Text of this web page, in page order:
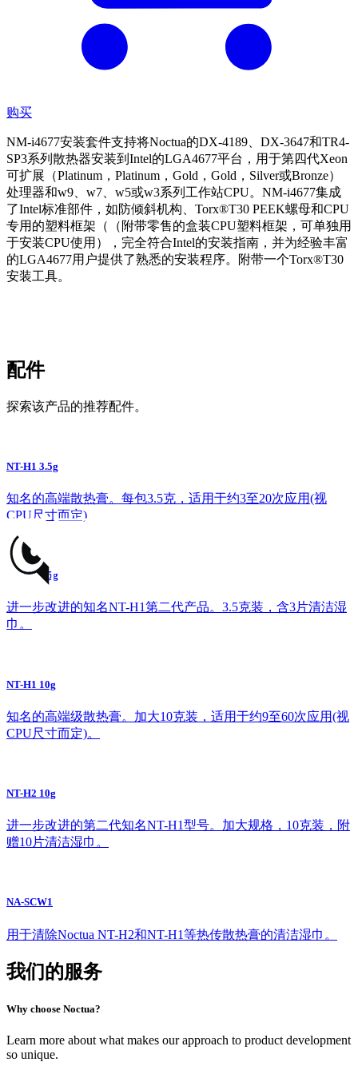
购买
NM-i4677安装套件支持将Noctua的DX-4189、DX-3647和TR4-
SP3系列散热器安装到Intel的LGA4677平台，用于第四代Xeon
可扩展（Platinum，Platinum，Gold，Gold，Silver或Bronze）
处理器和w9、w7、w5或w3系列工作站CPU。NM-i4677集成
了Intel标准部件，如防倾斜机构、Torx®T30 PEEK螺母和CPU
专用的塑料框架（（附带零售的盒装CPU塑料框架，可单独用
于安装CPU使用），完全符合Intel的安装指南，并为经验丰富
的LGA4677用户提供了熟悉的安装程序。附带一个Torx®T30
安装工具。
配件
探索该产品的推荐配件。
NT-H1 3.5g
知名的高端散热膏。每包3.5克，适用于约3至20次应用(视
CPU尺寸而定)
NT-H2 3.5g
进一步改进的知名NT-H1第二代产品。3.5克装，含3片清洁湿
巾。
NT-H1 10g
知名的高端级散热膏。加大10克装，适用于约9至60次应用(视
CPU尺寸而定)。
NT-H2 10g
进一步改进的第二代知名NT-H1型号。加大规格，10克装，附
赠10片清洁湿巾。
NA-SCW1
用于清除Noctua NT-H2和NT-H1等热传散热膏的清洁湿巾。
我们的服务
Why choose Noctua?
Learn more about what makes our approach to product development
so unique.